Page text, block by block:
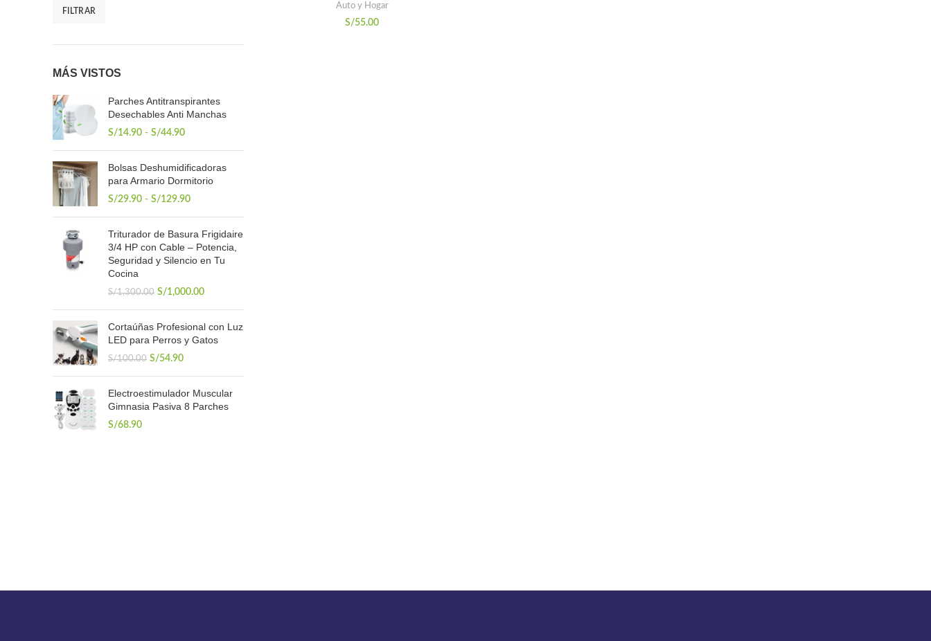
FILTRAR
MÁS VISTOS
Parches Antitranspirantes
Desechables Anti Manchas
S/14.90 - S/44.90Rango
desde
S/14.90
hasta
Bolsas Deshumidificadoras
para Armario Dormitorio
S/29.90 - S/129.90Rango
desde
S/29.90
hasta
Triturador de Basura Frigidaire
3/4 HP con Cable – Potencia,
Seguridad y Silencio en Tu
Cocina
S/1,300.00 El
era:
S/1,300.00.
S/1,000.00El
es:
S/1,000.00.
Cortaúñas Profesional con Luz
LED para Perros y Gatos
S/100.00 El
era:
S/100.00.
S/54.90El
es:
S/54.90.
Electroestimulador Muscular
Gimnasia Pasiva 8 Parches
S/68.90
Auto y Hogar
S/55.00